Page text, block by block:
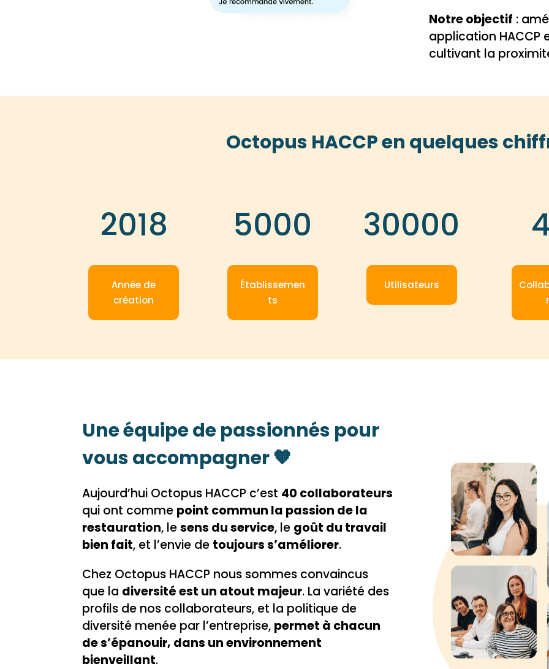
Notre objectif :
application HACCP
cultivant la
Octopus HACCP en quelques
2018
Année de
création
5000
Établissemen
ts
30000
Utilisateurs
Une équipe de passionnés pour
vous accompagner 🧡
Aujourd’hui Octopus HACCP c’est 40 collaborateurs
qui ont comme point commun la passion de la
restauration, lesens du service, le goût du travail
bien fait, et l’envie de toujours s’améliorer.
Chez Octopus HACCP nous sommes convaincus
que la diversité est un atout majeur. La variété des
profils de nos collaborateurs, et la politique de
diversité menée par l’entreprise, permet à chacun
de s’épanouir, dans un environnement
bienveillant.